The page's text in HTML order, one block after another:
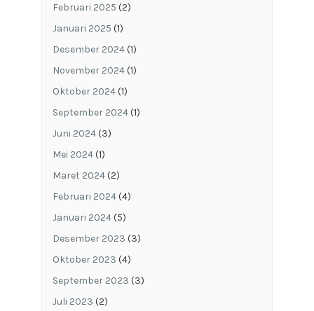
Februari 2025 (2)
Januari 2025 (1)
Desember 2024(1)
November 2024(1)
Oktober 2024(1)
September 2024(1)
Juni 2024(3)
Mei 2024(1)
Maret 2024(2)
Februari 2024(4)
Januari 2024(5)
Desember 2023 (3)
Oktober 2023 (4)
September 2023 (3)
Juli 2023 (2)